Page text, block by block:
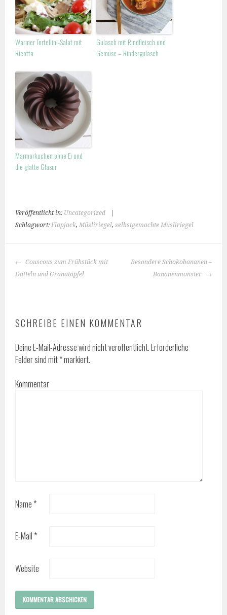
Warmer Tortellini-Salat mit
Ricotta
Gulasch mit Rindfleisch und
Gemüse – Rindergulasch
Marmorkuchen ohne Ei und
die glatte Glasur
Veröffentlicht in: Uncategorized
Schlagwort: Flapjack, Müsliriegel,selbstgemachte Müsliriegel
BEITRAGS-
NAVIGATION
Couscous zum Frühstück mit
Datteln und Granatapfel
Besondere Schokobananen –
Bananenmonster
SCHREIBE EINEN KOMMENTAR
Deine E-Mail-Adresse wird nicht veröffentlicht.Erforderliche
Felder sind mit*markiert.
Kommentar
Name *
E-Mail *
Website